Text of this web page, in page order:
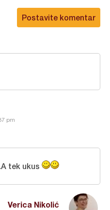
Postavite komentar
pm
Verica Nikolić
tek ukus